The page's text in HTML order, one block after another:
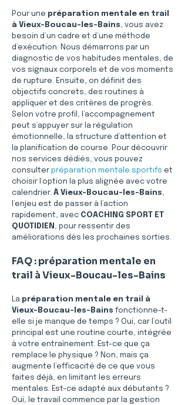
Pour une préparation mentale en trail
à Vieux-Boucau-les-Bains, vous avez
besoin d’un cadre et d’une méthode
d’exécution. Nous démarrons par un
diagnostic de vos habitudes mentales, de
vos signaux corporels et de vos moments
de rupture. Ensuite, on définit des
objectifs concrets, des routines à
appliquer et des critères de progrès.
Selon votre profil, l’accompagnement
peut s’appuyer sur la régulation
émotionnelle, la structure d’attention et
la planification de course. Pour découvrir
nos services dédiés, vous pouvez
consulter préparation mentale sportifs et
choisir l’option la plus alignée avec votre
calendrier. À Vieux-Boucau-les-Bains,
l’enjeu est de passer à l’action
rapidement, avec COACHING SPORT ET
QUOTIDIEN , pour ressentir des
améliorations dès les prochaines sorties.
FAQ : préparation mentale en
trail à Vieux-Boucau-les-Bains
La préparation mentale en trail à
Vieux-Boucau-les-Bains fonctionne-t-
elle si je manque de temps ? Oui, car l’outil
principal est une routine courte, intégrée
à votre entraînement. Est-ce que ça
remplace le physique ? Non, mais ça
augmente l’efficacité de ce que vous
faites déjà, en limitant les erreurs
mentales. Est-ce adapté aux débutants ?
Oui, le travail commence par la gestion